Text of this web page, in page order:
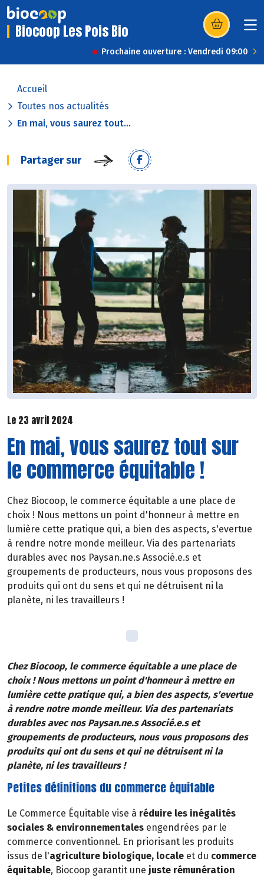
Biocoop Les Pois Bio (s’ouvre dans
Prochaine ouverture : Vendredi 09:00
Accueil
Toutes nos actualités
En mai, vous saurez tout...
Partager sur
Le 23 avril 2024
En mai, vous saurez tout sur
le commerce équitable !
Chez Biocoop, le commerce équitable a une place de
choix ! Nous mettons un point d'honneur à mettre en
lumière cette pratique qui, a bien des aspects, s'evertue
à rendre notre monde meilleur. Via des partenariats
durables avec nos Paysan.ne.s Associé.e.s et
groupements de producteurs, nous vous proposons des
produits qui ont du sens et qui ne détruisent ni la
planète, ni les travailleurs !
Chez Biocoop, le commerce équitable a une place de
choix ! Nous mettons un point d'honneur à mettre en
lumière cette pratique qui, a bien des aspects, s'evertue
à rendre notre monde meilleur. Via des partenariats
durables avec nos Paysan.ne.s Associé.e.s et
groupements de producteurs, nous vous proposons des
produits qui ont du sens et qui ne détruisent ni la
planète, ni les travailleurs !
Petites définitions du commerce équitable
Le Commerce Équitable vise à réduire les inégalités
sociales & environnementales engendrées par le
commerce conventionnel. En priorisant les produits
issus de l'agriculture biologique, locale et du commerce
équitable, Biocoop garantit une juste rémunération